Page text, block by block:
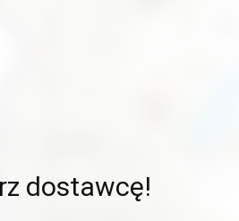
dostawcę!